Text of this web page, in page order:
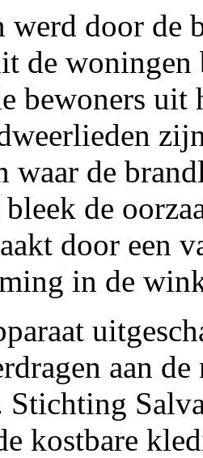
werd door de
de
bewoners
waar de
de
door een
in de
aan
kostbare